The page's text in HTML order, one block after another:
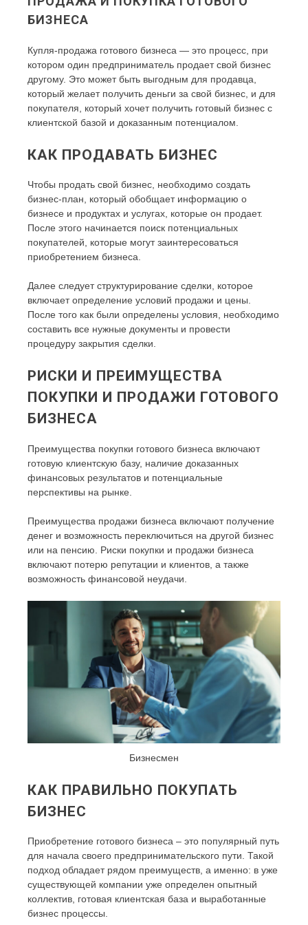
БИЗНЕСА
Купля-продажа готового бизнеса — это процесс, при
котором один предприниматель продает свой бизнес
другому. Это может быть выгодным для продавца,
который желает получить деньги за свой бизнес, и для
покупателя, который хочет получить готовый бизнес с
клиентской базой и доказанным потенциалом.
КАК ПРОДАВАТЬ БИЗНЕС
Чтобы продать свой бизнес, необходимо создать
бизнес-план, который обобщает информацию о
бизнесе и продуктах и услугах, которые он продает.
После этого начинается поиск потенциальных
покупателей, которые могут заинтересоваться
приобретением бизнеса.
Далее следует структурирование сделки, которое
включает определение условий продажи и цены.
После того как были определены условия, необходимо
составить все нужные документы и провести
процедуру закрытия сделки.
РИСКИ И ПРЕИМУЩЕСТВА
ПОКУПКИ И ПРОДАЖИ ГОТОВОГО
БИЗНЕСА
Преимущества покупки готового бизнеса включают
готовую клиентскую базу, наличие доказанных
финансовых результатов и потенциальные
перспективы на рынке.
Преимущества продажи бизнеса включают получение
денег и возможность переключиться на другой бизнес
или на пенсию. Риски покупки и продажи бизнеса
включают потерю репутации и клиентов, а также
возможность финансовой неудачи.
Бизнесмен
КАК ПРАВИЛЬНО ПОКУПАТЬ
БИЗНЕС
Приобретение готового бизнеса – это популярный путь
для начала своего предпринимательского пути. Такой
подход обладает рядом преимуществ, а именно: в уже
существующей компании уже определен опытный
коллектив, готовая клиентская база и выработанные
бизнес процессы.